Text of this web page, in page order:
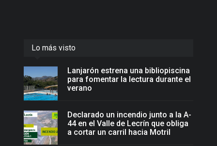
Lo más visto
Lanjarón estrena una bibliopiscina
para fomentar la lectura durante el
verano
Declarado un incendio junto a la A-
44 en el Valle de Lecrín que obliga
a cortar un carril hacia Motril